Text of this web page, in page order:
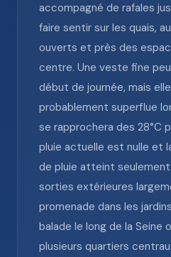
accompagné de rafales
faire sentir sur les quais,
ouverts et près des
centre. Une veste fine
début de journée, mais
probablement superflue
se rapprochera des 28°C
pluie actuelle est nulle et
de pluie atteint seulement
sorties extérieures
promenade dans les
balade le long de la Seine
plusieurs quartiers